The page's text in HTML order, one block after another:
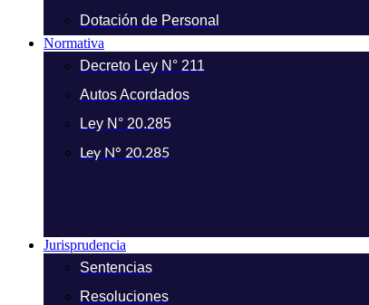
Dotación de Personal
Normativa
Decreto Ley N° 211
Autos Acordados
Ley N° 20.285
Ley N° 20.285
Jurisprudencia
Sentencias
Resoluciones